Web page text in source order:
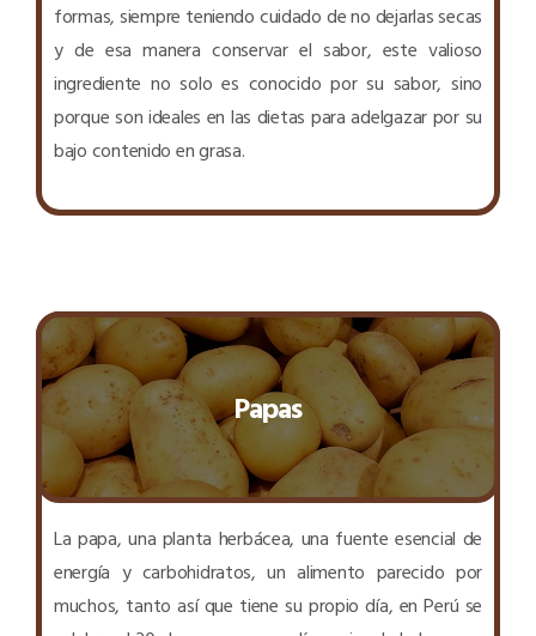
formas, siempre teniendo cuidado de no dejarlas secas
y de esa manera conservar el sabor, este valioso
ingrediente no solo es conocido por su sabor, sino
porque son ideales en las dietas para adelgazar por su
bajo contenido en grasa.
Papas
La papa, una planta herbácea, una fuente esencial de
energía y carbohidratos, un alimento parecido por
muchos, tanto así que tiene su propio día, en Perú se